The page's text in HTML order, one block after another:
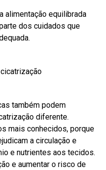
alimentação equilibrada
dos cuidados que
também podem
diferente.
mais conhecidos, porque
a circulação e
e nutrientes aos tecidos.
e aumentar o risco de